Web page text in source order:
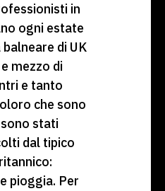
in
ogni estate
di UK
mezzo di
e tanto
che sono
stati
dal tipico
pioggia. Per